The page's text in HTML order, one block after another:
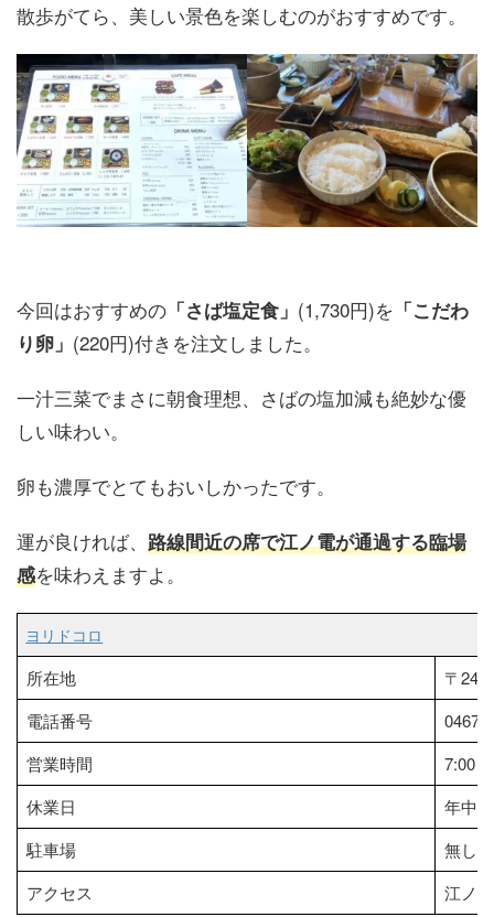
散歩がてら、美しい景色を楽しむのがおすすめです。
今回はおすすめの 「さば塩定食」 (1,730円)を 「こだわ
り卵」 (220円)付きを注文しました。
一汁三菜でまさに朝食理想、さばの塩加減も絶妙な優
しい味わい。
卵も濃厚でとてもおいしかったです。
運が良ければ、 路線間近の席で江ノ電が通過する臨場
感を味わえますよ。
ヨリドコロ
所在地
〒
電話番号
0467-
営業時間
7:00
休業日
年中
駐車場
無し
アクセス
江ノ